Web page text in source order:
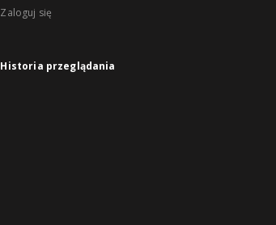
Zaloguj się
Historia przeglądania